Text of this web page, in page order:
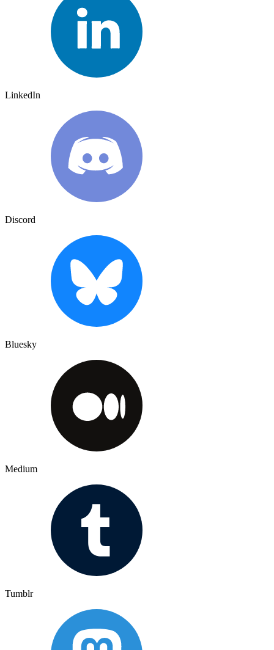
LinkedIn
Discord
Bluesky
Medium
Tumblr